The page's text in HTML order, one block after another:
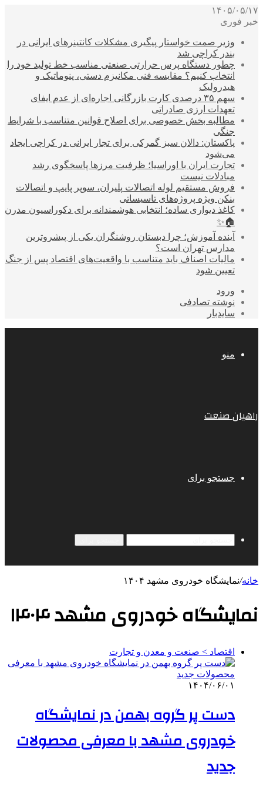
۱۴۰۵/۰۵/۱۷
خبر فوری
وزیر صمت خواستار پیگیری مشکلات کانتینرهای ایرانی در
بندر کراچی شد
چطور دستگاه پرس حرارتی صنعتی مناسب خط تولید خود را
انتخاب کنیم؟ مقایسه فنی مکانیزم دستی، پنوماتیک و
هیدرولیک
سهم ۳۵ درصدی کارت بازرگانی اجاره‌ای از عدم ایفای
تعهدات ارزی صادراتی
مطالبه بخش خصوصی برای اصلاح قوانین متناسب با شرایط
جنگی
پاکستان: دالان سبز گمرکی برای تجار ایرانی در کراچی ایجاد
می‌شود
تجارت ایران با اوراسیا؛ ظرفیت مرزها پاسخگوی رشد
مبادلات نیست
فروش مستقیم لوله اتصالات پلیران، سوپر پایپ و اتصالات
بنکن ویژه پروژه‌های تاسیساتی
کاغذ دیواری ساده؛ انتخابی هوشمندانه برای دکوراسیون مدرن
🏠✨
آینده آموزش؛ چرا دبستان روشنگران یکی از پیشروترین
مدارس تهران است؟
مالیات اصناف باید متناسب با واقعیت‌های اقتصاد پس از جنگ
تعیین شود
ورود
نوشته تصادفی
سایدبار
منو
راهیان صنعت
جستجو برای
خانه/نمایشگاه خودروی مشهد ۱۴۰۴
نمایشگاه خودروی مشهد ۱۴۰۴
اقتصاد > صنعت و معدن و تجارت
۱۴۰۴/۰۶/۰۱
دست پر گروه بهمن در نمایشگاه
خودروی مشهد با معرفی محصولات
جدید